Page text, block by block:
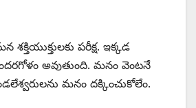
పరీక్ష. ఇక్కడ
అవుతుంది. మనం వెంటనే
మనం దక్కించుకోలేం.